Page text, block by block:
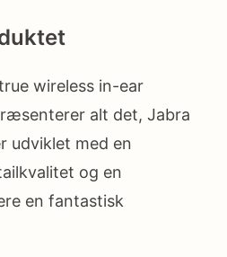
wireless in-ear
alt det, Jabra
udviklet med en
og en
en fantastisk